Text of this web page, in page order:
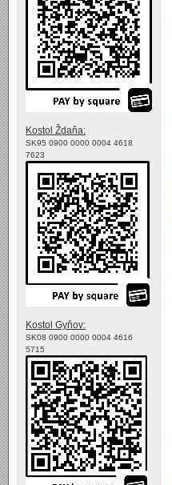
Kostol Ždaňa:
SK95 0900 0000 0004 4618
7623
Kostol Gyňov:
SK08 0900 0000 0004 4616
5715